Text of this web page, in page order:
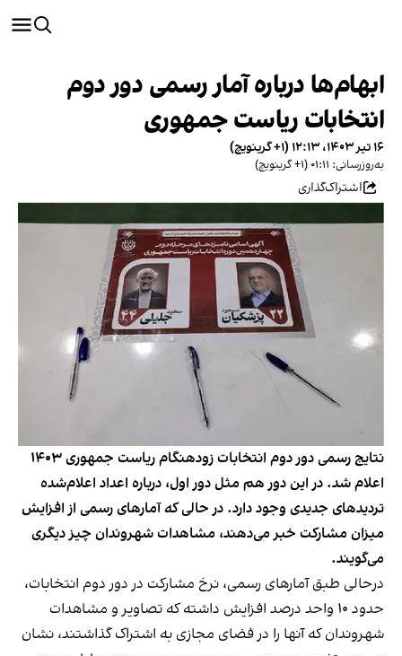
ابهام‌ها درباره آمار رسمی دور دوم
انتخابات ریاست جمهوری
۱۶ تیر ۱۴۰۳، ۱۲:۱۳ (‎+۱ گرینویچ)
به‌روزرسانی: ۰۱:۱۱ (‎+۱ گرینویچ)
اشتراک‌گذاری
نتایج رسمی دور دوم انتخابات زودهنگام ریاست جمهوری ۱۴۰۳
اعلام شد. در این دور هم مثل دور اول، درباره اعداد اعلام‌شده
تردیدهای جدیدی وجود دارد. در حالی که آمارهای رسمی از افزایش
میزان مشارکت خبر می‌دهند، مشاهدات شهروندان چیز دیگری
می‌گویند.
درحالی طبق آمارهای رسمی، نرخ مشارکت در دور دوم انتخابات،
حدود ۱۰ واحد درصد افزایش داشته که تصاویر و مشاهدات
شهروندان که آنها را در فضای مجازی به اشتراک گذاشتند، نشان